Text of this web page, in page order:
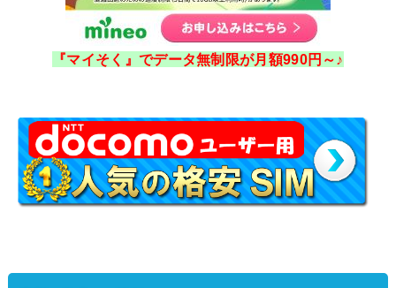
『マイそく』でデータ無制限が月額990円～♪